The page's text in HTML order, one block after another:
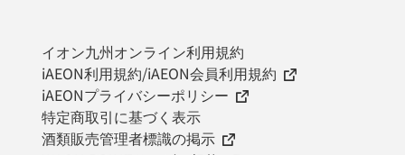
イオン九州オンライン利用規約
iAEON利用規約/iAEON会員利用規約
iAEONプライバシーポリシー
特定商取引に基づく表示
酒類販売管理者標識の掲示